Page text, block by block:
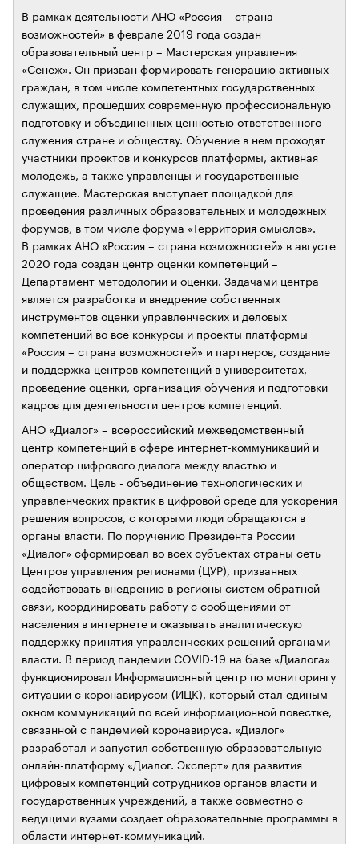
В рамках деятельности АНО «Россия – страна
возможностей» в феврале 2019 года создан
образовательный центр – Мастерская управления
«Сенеж». Он призван формировать генерацию активных
граждан, в том числе компетентных государственных
служащих, прошедших современную профессиональную
подготовку и объединенных ценностью ответственного
служения стране и обществу. Обучение в нем проходят
участники проектов и конкурсов платформы, активная
молодежь, а также управленцы и государственные
служащие. Мастерская выступает площадкой для
проведения различных образовательных и молодежных
форумов, в том числе форума «Территория смыслов».
В рамках АНО «Россия – страна возможностей» в августе
2020 года создан центр оценки компетенций –
Департамент методологии и оценки. Задачами центра
является разработка и внедрение собственных
инструментов оценки управленческих и деловых
компетенций во все конкурсы и проекты платформы
«Россия – страна возможностей» и партнеров, создание
и поддержка центров компетенций в университетах,
проведение оценки, организация обучения и подготовки
кадров для деятельности центров компетенций.
АНО «Диалог» – всероссийский межведомственный
центр компетенций в сфере интернет-коммуникаций и
оператор цифрового диалога между властью и
обществом. Цель - объединение технологических и
управленческих практик в цифровой среде для ускорения
решения вопросов, с которыми люди обращаются в
органы власти. По поручению Президента России
«Диалог» сформировал во всех субъектах страны сеть
Центров управления регионами (ЦУР), призванных
содействовать внедрению в регионы систем обратной
связи, координировать работу с сообщениями от
населения в интернете и оказывать аналитическую
поддержку принятия управленческих решений органами
власти. В период пандемии COVID-19 на базе «Диалога»
функционировал Информационный центр по мониторингу
ситуации с коронавирусом (ИЦК), который стал единым
окном коммуникаций по всей информационной повестке,
связанной с пандемией коронавируса. «Диалог»
разработал и запустил собственную образовательную
онлайн-платформу «Диалог. Эксперт» для развития
цифровых компетенций сотрудников органов власти и
государственных учреждений, а также совместно с
ведущими вузами создает образовательные программы в
области интернет-коммуникаций.